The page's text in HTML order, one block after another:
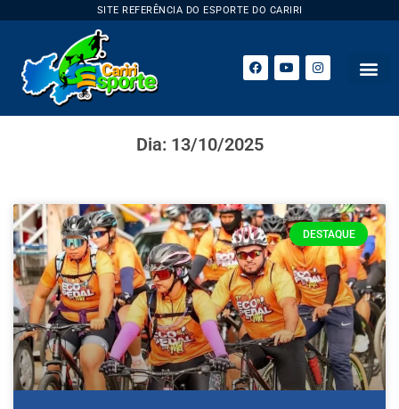
SITE REFERÊNCIA DO ESPORTE DO CARIRI
Dia: 13/10/2025
DESTAQUE